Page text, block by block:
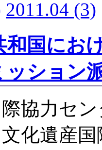
2011.04 (3)
和国にお
ッション
協力セン
化遺産